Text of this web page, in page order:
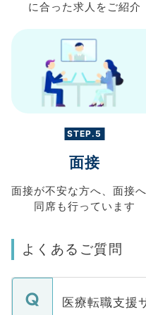
に合った求人を ご紹介
STEP.5
面接
面接が不安な方へ、 面接
同席も行っています
よくあるご質問
医療転職支援